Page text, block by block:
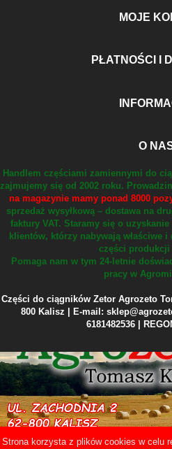
Strona korzysta z plików cookies w celu
MOJE
PŁATNOŚCI I
O
Handlem częściami zamiennymi do
zajmujemy się od 2002 roku.
na magazynie mamy ponad 8000
sprzedaż wysyłkową – dostawa na
faktury VAT. Staramy się o uzyskanie
klientów, którzy nabywają właściwe
części produkcji
Pomaga nam w tym 24-letnie
pracy w
Części do ciągników Zetor Agrozeto
800 Kalisz | E-mail:
6181482536 |